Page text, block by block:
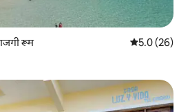
रूम 5 पैकी 5.0
5.0 (26)